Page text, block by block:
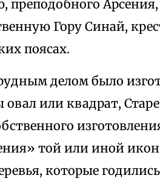
Гору Синай,
поясах.
делом было
овал или квадрат,
той или иной
которые